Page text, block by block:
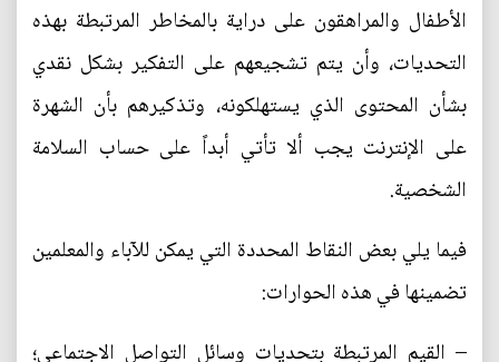
الأطفال والمراهقون على دراية بالمخاطر المرتبطة بهذه
التحديات، وأن يتم تشجيعهم على التفكير بشكل نقدي
بشأن المحتوى الذي يستهلكونه، وتذكيرهم بأن الشهرة
على الإنترنت يجب ألا تأتي أبداً على حساب السلامة
الشخصية.
فيما يلي بعض النقاط المحددة التي يمكن للآباء والمعلمين
تضمينها في هذه الحوارات:
– القيم المرتبطة بتحديات وسائل التواصل الاجتماعي؛